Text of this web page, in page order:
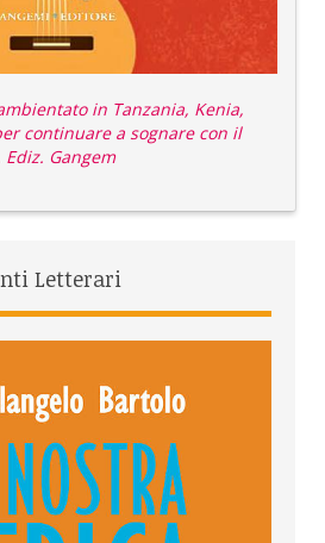
in Tanzania, Kenia,
continuare a sognare con il
Gangem
Letterari